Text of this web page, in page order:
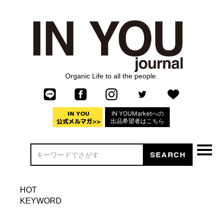
Organic Life to all the people.
IN YOUMarketへの
出品希望者はこちら
HOT
KEYWORD